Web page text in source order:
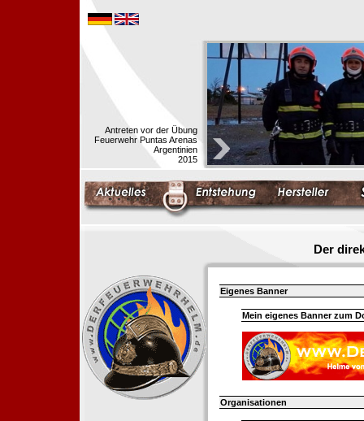
Antreten vor der Übung
Feuerwehr Puntas Arenas
Argentinien
2015
Der
Eigenes Banner
Mein eigenes Banner zum
Organisationen